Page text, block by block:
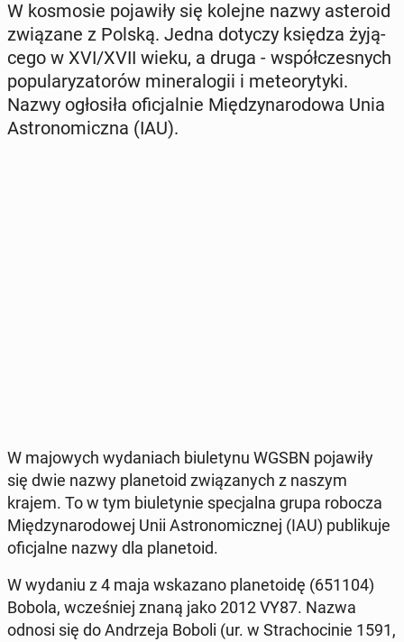
W ko­smo­sie po­ja­wi­ły się kolejne nazwy aste­ro­id
zwią­za­ne z Polską. Jedna dotyczy księdza ży­ją­
ce­go w XVI/XVII wieku, a druga - współ­cze­snych
po­pu­la­ry­za­to­rów mi­ne­ra­lo­gii i me­te­ory­ty­ki.
Nazwy ogło­si­ła ofi­cjal­nie Mię­dzy­na­ro­do­wa Unia
Astro­no­micz­na (IAU).
W ma­jo­wych wy­da­niach biu­le­ty­nu WGSBN po­ja­wi­ły
się dwie nazwy pla­ne­to­id zwią­za­nych z naszym
krajem. To w tym biu­le­ty­nie spe­cjal­na grupa robocza
Mię­dzy­na­ro­do­wej Unii Astro­no­micz­nej (IAU) pu­bli­ku­je
ofi­cjal­ne nazwy dla pla­ne­to­id.
W wydaniu z 4 maja wska­za­no pla­ne­to­idę (651104)
Bobola, wcze­śniej znaną jako 2012 VY87. Nazwa
odnosi się do An­drze­ja Boboli (ur. w Stra­cho­ci­nie 1591,